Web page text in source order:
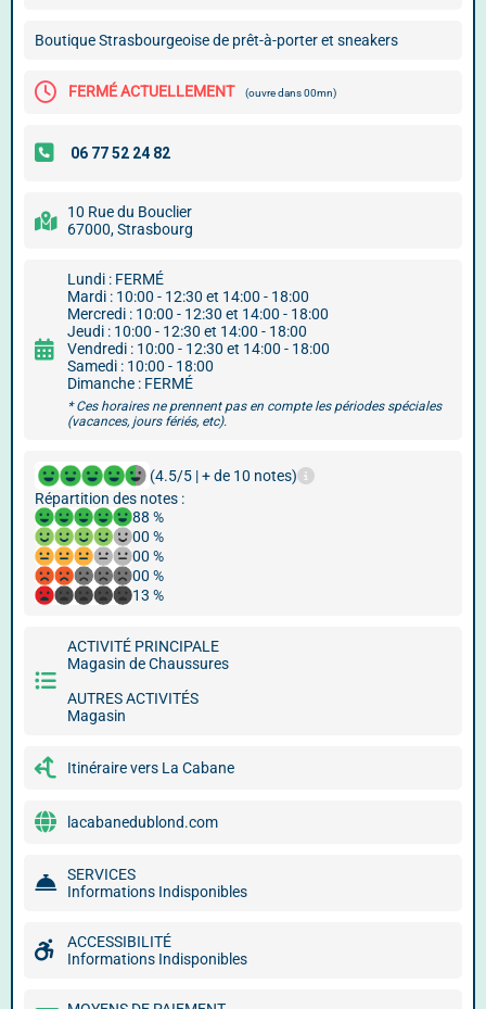
Boutique Strasbourgeoise de prêt-à-porter et sneakers
FERMÉ ACTUELLEMENT (ouvre dans 00mn)
10 Rue du Bouclier
67000, Strasbourg
Lundi : FERMÉ
Mardi : 10:00 - 12:30 et 14:00 - 18:00
Mercredi : 10:00 - 12:30 et 14:00 - 18:00
Jeudi : 10:00 - 12:30 et 14:00 - 18:00
Vendredi : 10:00 - 12:30 et 14:00 - 18:00
Samedi : 10:00 - 18:00
Dimanche : FERMÉ
* Ces horaires ne prennent pas en compte les périodes spéciales
(vacances, jours fériés, etc).
(4.5/5 | + de 10 notes)
Répartition des notes :
88 %
00 %
00 %
00 %
13 %
ACTIVITÉ PRINCIPALE
Magasin de Chaussures
AUTRES ACTIVITÉS
Magasin
Itinéraire vers La Cabane
lacabanedublond.com
SERVICES
Informations Indisponibles
ACCESSIBILITÉ
Informations Indisponibles